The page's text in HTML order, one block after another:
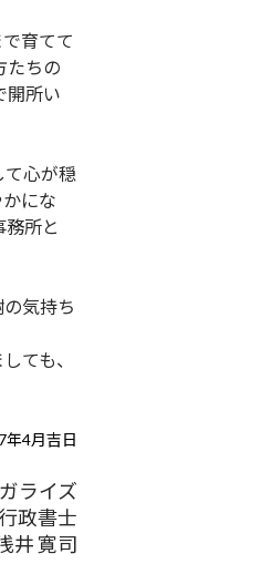
育てて
たちの
開所い
心が穏
にな
所と
気持ち
ても、
年4月吉日
ライズ
政書士
井 寛司